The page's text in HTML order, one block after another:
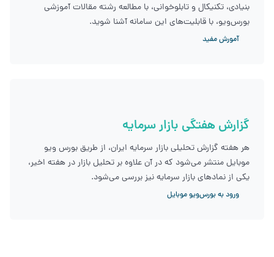
بنیادی، تکنیکال و تابلوخوانی، با مطالعه رشته مقالات آموزشی
بورس‌ویو، با قابلیت‌های این سامانه آشنا شوید.
آمورش مفید
گزارش هفتگی بازار سرمایه
هر هفته گزارش تحلیلی بازار سرمایه ایران، از طریق بورس ویو
موبایل منتشر می‌شود که در آن علاوه بر تحلیل بازار در هفته اخیر،
یکی از نمادهای بازار سرمایه نیز بررسی می‌شود.
ورود به بورس‌ویو موبایل